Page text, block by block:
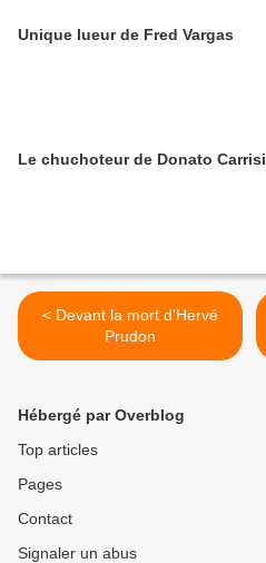
Unique lueur de Fred Vargas
Le chuchoteur de Donato Carrisi
< Devant la mort d'Hervé
Prudon
Hébergé par Overblog
Top articles
Pages
Contact
Signaler un abus